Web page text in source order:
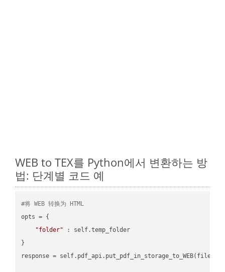
WEB to TEX를 Python에서 변환하는 방
법: 단계별 코드 예
#将 WEB 转换为 HTML
opts = {
"folder" : self.temp_folder
}
response =